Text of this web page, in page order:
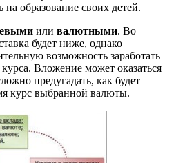
на образование своих детей.
или валютными. Во
будет ниже, однако
возможность заработать
Вложение может оказаться
предугадать, как будет
курс выбранной валюты.